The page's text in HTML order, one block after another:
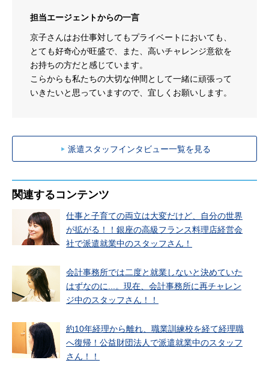
担当エージェントからの一言
京子さんはお仕事対してもプライベートにおいても、
とても好奇心が旺盛で、また、高いチャレンジ意欲を
お持ちの方だと感じています。
こらからも私たちの大切な仲間として一緒に頑張って
いきたいと思っていますので、宜しくお願いします。
派遣スタッフインタビュー一覧を見る
関連するコンテンツ
仕事と子育ての両立は大変だけど、自分の世界
が拡がる！！銀座の高級フランス料理店経営会
社で派遣就業中のスタッフさん！
会計事務所では二度と就業しないと決めていた
はずなのに...。現在、会計事務所に再チャレン
ジ中のスタッフさん！！
約10年経理から離れ、職業訓練校を経て経理職
へ復帰！公益財団法人で派遣就業中のスタッフ
さん！！